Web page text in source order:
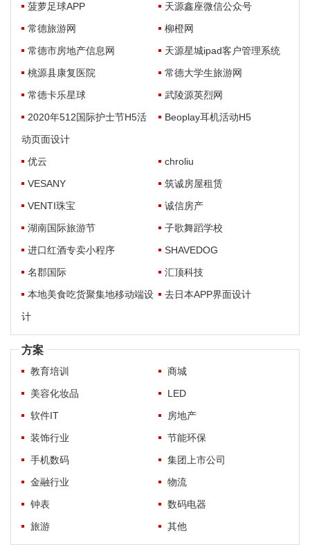
菠萝足球APP
天源鑫座微信公众号
常德旅游网
柳橙网
常德市房地产信息网
天源星城ipad客户管理系统
桃源县康复医院
常德大学生旅游网
常德卡乐星球
武陵源英烈网
2020年512国际护士节H5活
动页面设计
Beoplay耳机活动H5
优云
chroliu
VESANY
筑诚房屋租赁
VENTI珠宝
诚信房产
湖南国际旅游节
子歌舞蹈学校
进口红酒专卖小程序
SHAVEDOG
名郡国际
汇顶科技
本地美食吃货聚集地移动端设
计
去日本APP界面设计
方案
教育培训
商城
美容化妆品
LED
软件IT
房地产
装饰行业
节能环保
手机数码
集团上市公司
金融行业
物流
钟表
数码电器
旅游
其他